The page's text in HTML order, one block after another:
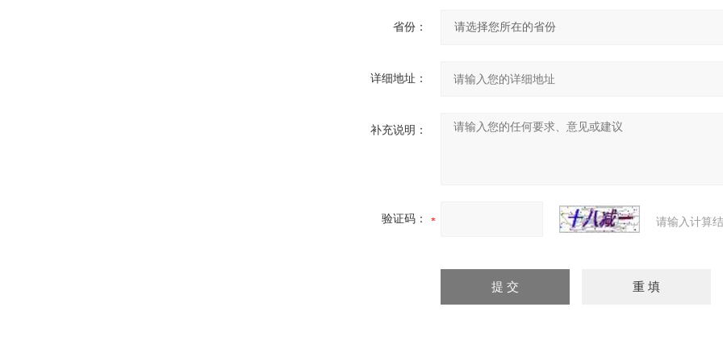
省份：
详细地址：
补充说明：
验证码： 请输入计算